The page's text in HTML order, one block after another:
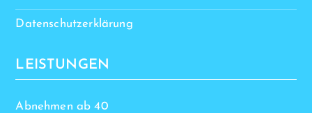
Datenschutzerklärung
LEISTUNGEN
Abnehmen ab 40